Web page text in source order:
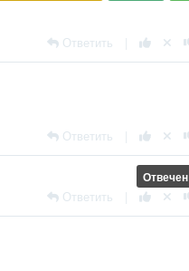
Ответить
Ответить
Отвечен
Ответить